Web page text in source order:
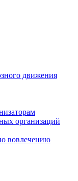
движения
организаций
вовлечению